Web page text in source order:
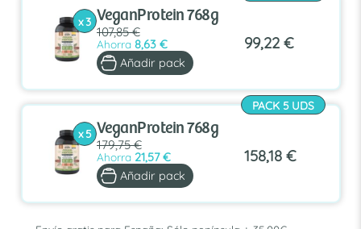
x 3 VeganProtein 768g
107,85 €
Ahorra 8,63 € 99,22 €
Añadir pack
PACK 5 UDS
x 5 VeganProtein 768g
179,75 €
Ahorra 21,57 € 158,18 €
Añadir pack